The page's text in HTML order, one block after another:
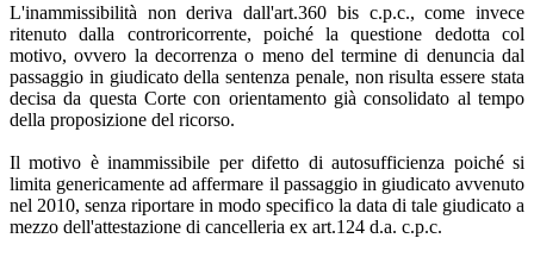
L'inammissibilità non deriva dall'art.360 bis c.p.c., come invece
ritenuto dalla controricorrente, poiché la questione dedotta col
motivo, ovvero la decorrenza o meno del termine di denuncia dal
passaggio in giudicato della sentenza penale, non risulta essere stata
decisa da questa Corte con orientamento già consolidato al tempo
della proposizione del ricorso.
Il motivo è inammissibile per difetto di autosufficienza poiché si
limita genericamente ad affermare il passaggio in giudicato avvenuto
nel 2010, senza riportare in modo specifico la data di tale giudicato a
mezzo dell'attestazione di cancelleria ex art.124 d.a. c.p.c.